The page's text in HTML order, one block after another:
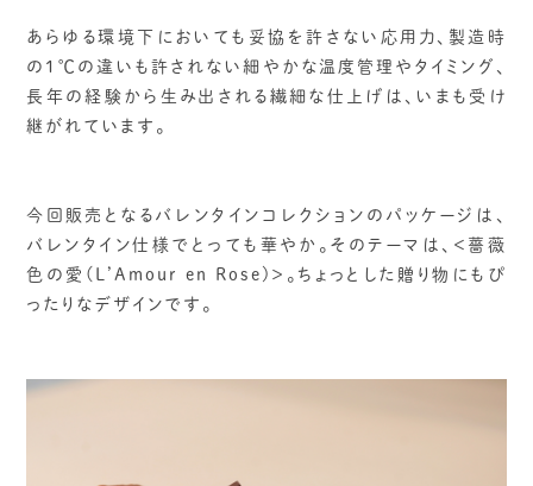
あらゆる環境下においても妥協を許さない応用力、製造時
の1℃の違いも許されない細やかな温度管理やタイミング、
長年の経験から生み出される繊細な仕上げは、いまも受け
継がれています。
今回販売となるバレンタインコレクションのパッケージは、
バレンタイン仕様でとっても華やか。そのテーマは、＜薔薇
色の愛(L’Amour en Rose)＞。ちょっとした贈り物にもぴ
ったりなデザインです。